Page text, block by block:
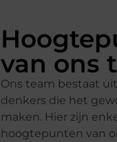
van ons
Ons team bestaat
denkers die het
maken. Hier zijn
hoogtepunten van